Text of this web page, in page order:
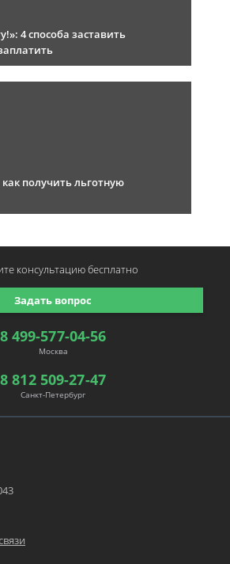
4 способа заставить
как получить льготную
8 499-577-04-56
Москва
8 812 509-27-47
Санкт-Петербург
Задать вопрос
консультациюбесплатно